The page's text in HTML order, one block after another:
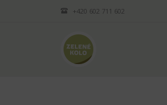
+420 602 711 602